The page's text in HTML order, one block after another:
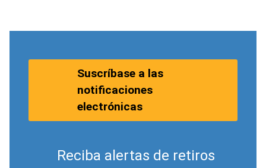
Suscríbase a las
notificaciones
electrónicas
Reciba alertas de retiros